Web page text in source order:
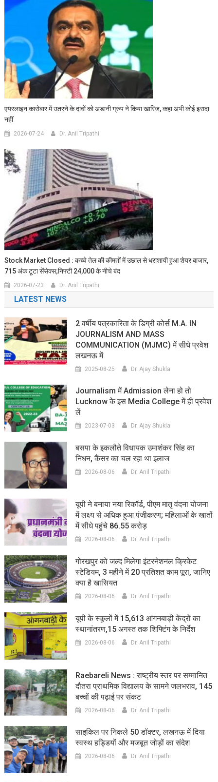
एयरलाइन कारोबार में उतरने के दावों को अडानी ग्रुप ने किया खारिज, कहा अभी कोई इरादा
नहीं
2026-07-24 Dr. Anil Tripathi
Stock Market Closed : कच्चे तेल की कीमतों में उछाल से धराशायी हुआ शेयर बाजार,
715 अंक टूटा सेंसेक्स;निफ्टी 24,000 के नीचे बंद
2026-07-23 Dr. Anil Tripathi
LATEST NEWS
2 वर्षीय पत्रकारिता के डिग्री कोर्स M.A. IN
JOURNALISM AND MASS
COMMUNICATION (MJMC) में सीधे प्रवेश
लखनऊ में
2025-08-25 Dr. Ajay Shukla
Journalism में Admission लेना हो तो
Lucknow के इस Media College में ही प्रवेश
लें
2023-07-03 Dr. Ajay Shukla
बसपा के इकलौते विधायक उमाशंकर सिंह का
निधन, कैंसर का चल रहा था इलाज
2026-08-06 Dr. Anil Tripathi
यूपी ने बनाया नया रिकॉर्ड, पीएम मातृ वंदना योजना
में लक्ष्य से अधिक हुआ पंजीकरण; महिलाओं के खातों
में सीधे पहुंचे 86.55 करोड़
2026-08-06 Dr. Anil Tripathi
गोरखपुर को जल्द मिलेगा इंटरनेशनल क्रिकेट
स्टेडियम, 3 महीने में 20 प्रतिशत काम पूरा, जानिए
क्या है खासियत
2026-08-06 Dr. Anil Tripathi
यूपी के स्कूलों में 15,613 आंगनबाड़ी केंद्रों का
स्थानांतरण,15 अगस्त तक शिफ्टिंग के निर्देश
2026-08-06 Dr. Anil Tripathi
Raebareli News : राष्ट्रीय स्तर पर सम्मानित
दौतरा प्राथमिक विद्यालय के सामने जलभराव, 145
बच्चों की पढ़ाई पर संकट
2026-08-06 Dr. Anil Tripathi
साइकिल पर निकले 50 डॉक्टर, लखनऊ में दिया
स्वस्थ हड्डियों और मजबूत जोड़ों का संदेश
2026-08-06 Dr. Anil Tripathi